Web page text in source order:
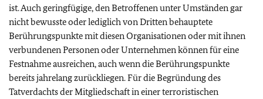
ist. Auch geringfügige, den Betroffenen unter Umständen gar
nicht bewusste oder lediglich von Dritten behauptete
Berührungspunkte mit diesen Organisationen oder mit ihnen
verbundenen Personen oder Unternehmen können für eine
Festnahme ausreichen, auch wenn die Berührungspunkte
bereits jahrelang zurückliegen. Für die Begründung des
Tatverdachts der Mitgliedschaft in einer terroristischen